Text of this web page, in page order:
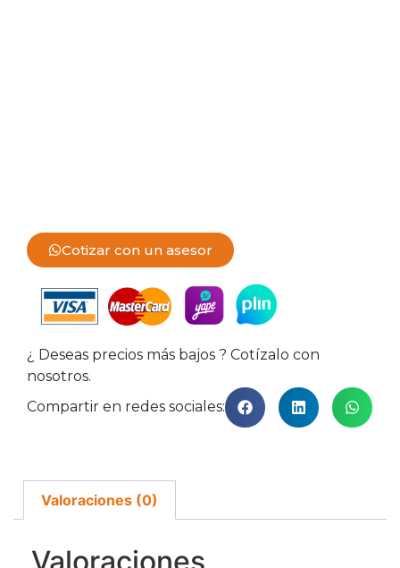
Cotizar con un asesor
¿ Deseas precios más bajos ? Cotízalo con
nosotros.
Compartir en redes sociales:
Valoraciones (0)